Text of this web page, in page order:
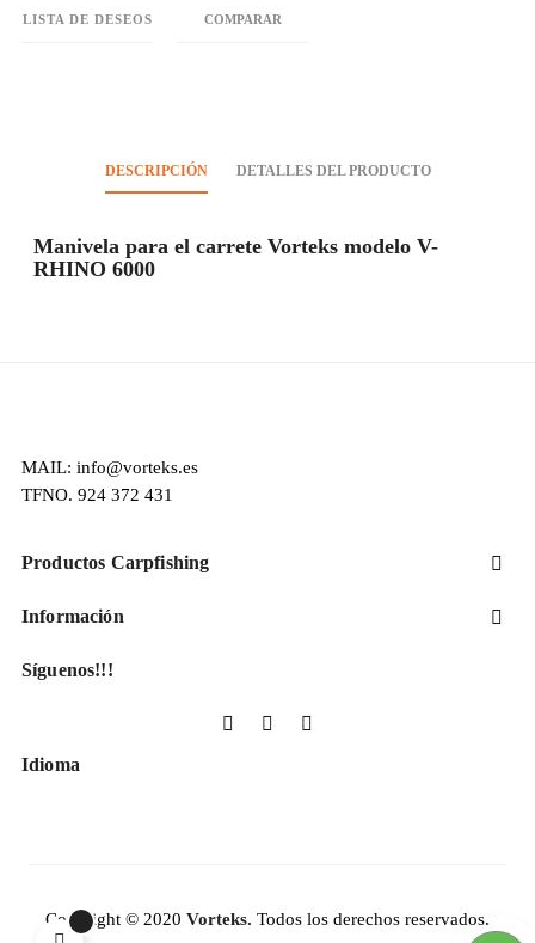
LISTA DE DESEOS COMPARAR
DESCRIPCIÓN DETALLES DEL PRODUCTO
Manivela para el carrete Vorteks modelo V-
RHINO 6000
MAIL: info@vorteks.es
TFNO. 924 372 431
Productos Carpfishing 
Información 
Síguenos!!!
Idioma
Copyright © 2020 Vorteks. Todos los derechos reservados.